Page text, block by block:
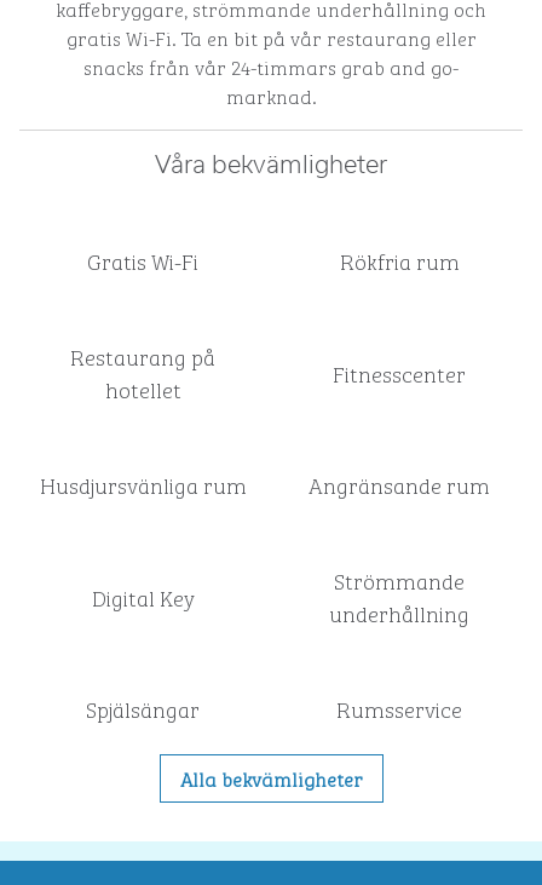
kaffebryggare, strömmande underhållning och
gratis Wi-Fi. Ta en bit på vår restaurang eller
snacks från vår 24-timmars grab and go-
marknad.
Våra bekvämligheter
Gratis Wi-Fi Rökfria rum
Restaurang på
hotellet
Fitnesscenter
Husdjursvänliga rum Angränsande rum
Digital Key
Strömmande
underhållning
Spjälsängar Rumsservice
Alla bekvämligheter